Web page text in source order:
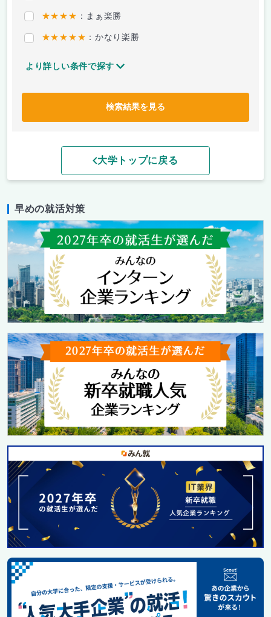
★★★★ ：まぁ楽勝
★★★★★ ：かなり楽勝
より詳しい条件で探す
検索結果を見る
大学トップに戻る
早めの就活対策